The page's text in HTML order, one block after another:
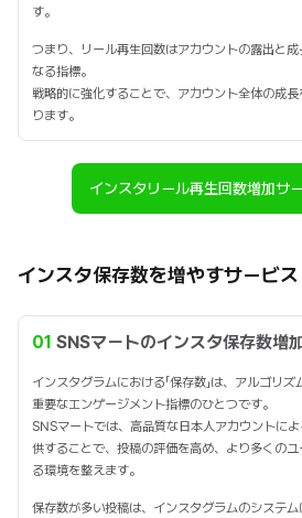
す。
つまり、リール再生回数はアカウントの露出と成
なる指標。
戦略的に強化することで、アカウント全体の成
ります。
インスタリール再生回数増加サ
インスタ保存数を増やすサービス
01 SNSマートのインスタ保存数増
インスタグラムにおける「保存数」は、アルゴリ
重要なエンゲージメント指標のひとつです。
SNSマートでは、高品質な日本人アカウントに
供することで、投稿の評価を高め、より多くの
る環境を整えます。
保存数が多い投稿は、インスタグラムのシステム